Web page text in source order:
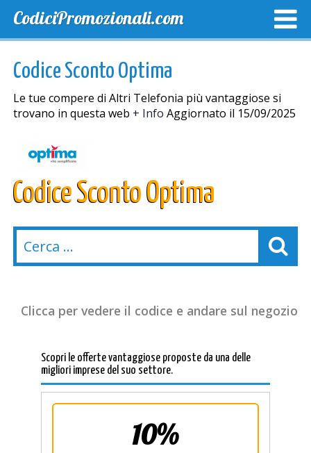
CodiciPromozionali.com
Codice Sconto Optima
Le tue compere di Altri Telefonia più vantaggiose si
trovano in questa web + Info Aggiornato il 15/09/2025
Codice Sconto Optima
Clicca per vedere il codice e andare sul negozio
Scopri le offerte vantaggiose proposte da una delle
migliori imprese del suo settore.
10%